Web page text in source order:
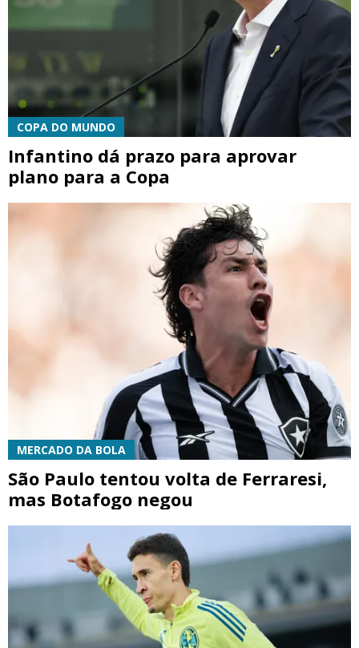
COPA DO MUNDO
Infantino dá prazo para aprovar
plano para a Copa
MERCADO DA BOLA
São Paulo tentou volta de Ferraresi,
mas Botafogo negou